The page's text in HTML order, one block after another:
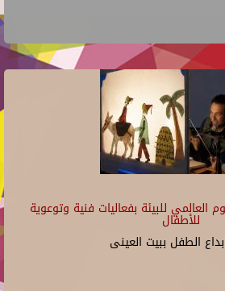
العالمي للبيئة بفعاليات فنية وتوعوية
للأطفال
الطفل ببيت العينى